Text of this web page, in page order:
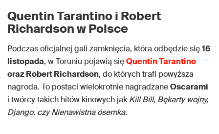
Quentin Tarantino i Robert
Richardson w Polsce
Podczas oficjalnej gali zamknięcia, która odbędzie się16
listopada, w Toruniu pojawią sięQuentin Tarantino
oraz Robert Richardson, do których trafi powyższa
nagroda. To postaci wielokrotnie nagradzaneOscarami
i twórcy takich hitów kinowych jakKill Bill, Bękarty wojny,
Django, czy Nienawistna ósemka.